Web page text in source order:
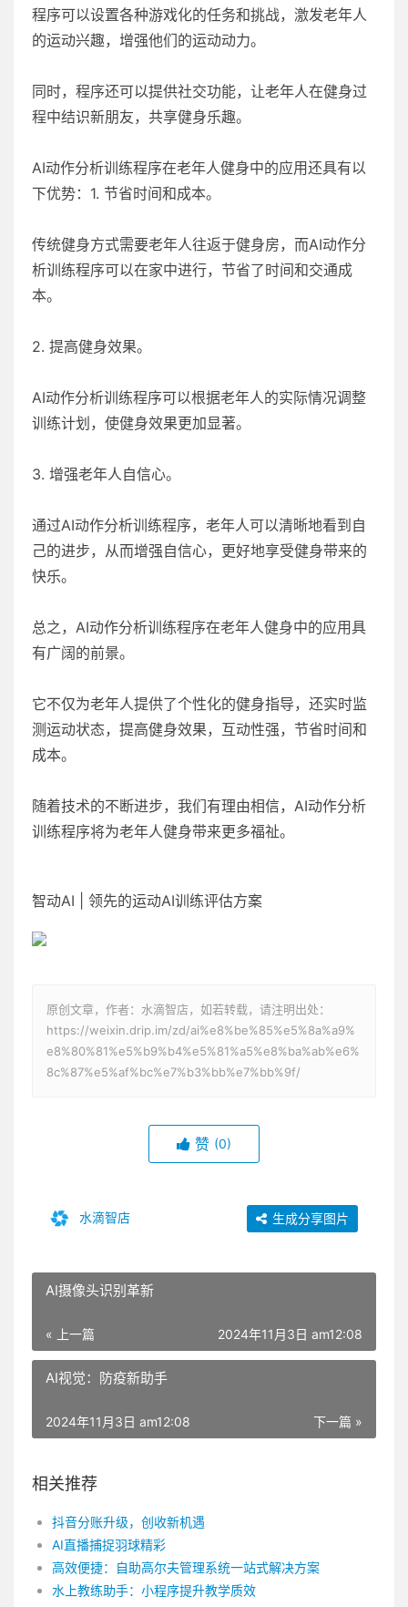
程序可以设置各种游戏化的任务和挑战，激发老年人
的运动兴趣，增强他们的运动动力。
同时，程序还可以提供社交功能，让老年人在健身过
程中结识新朋友，共享健身乐趣。
AI动作分析训练程序在老年人健身中的应用还具有以
下优势：1. 节省时间和成本。
传统健身方式需要老年人往返于健身房，而AI动作分
析训练程序可以在家中进行，节省了时间和交通成
本。
2. 提高健身效果。
AI动作分析训练程序可以根据老年人的实际情况调整
训练计划，使健身效果更加显著。
3. 增强老年人自信心。
通过AI动作分析训练程序，老年人可以清晰地看到自
己的进步，从而增强自信心，更好地享受健身带来的
快乐。
总之，AI动作分析训练程序在老年人健身中的应用具
有广阔的前景。
它不仅为老年人提供了个性化的健身指导，还实时监
测运动状态，提高健身效果，互动性强，节省时间和
成本。
随着技术的不断进步，我们有理由相信，AI动作分析
训练程序将为老年人健身带来更多福祉。
智动AI | 领先的运动AI训练评估方案
原创文章，作者：水滴智店，如若转载，请注明出处：
https://weixin.drip.im/zd/ai%e8%be%85%e5%8a%a9%
e8%80%81%e5%b9%b4%e5%81%a5%e8%ba%ab%e6%
8c%87%e5%af%bc%e7%b3%bb%e7%bb%9f/
赞 (0)
水滴智店 生成分享图片
AI摄像头识别革新
« 上一篇 2024年11月3日 am12:08
AI视觉：防疫新助手
下一篇 »
2024年11月3日 am12:08
相关推荐
抖音分账升级，创收新机遇
AI直播捕捉羽球精彩
高效便捷：自助高尔夫管理系统一站式解决方案
水上教练助手：小程序提升教学质效